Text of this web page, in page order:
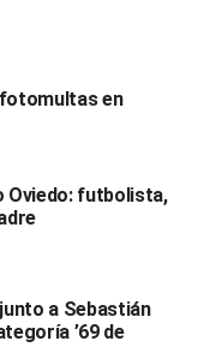
fotomultas en
Oviedo: futbolista,
a Sebastián
’69 de